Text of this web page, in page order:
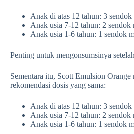
Anak di atas 12 tahun: 3
Anak usia 7-12 tahun: 2 sendok
Anak usia 1-6 tahun: 1 sendok
Penting untuk mengonsumsinya
Sementara itu, Scott Emulsion
rekomendasi dosis yang sama:
Anak di atas 12 tahun: 3
Anak usia 7-12 tahun: 2 sendok
Anak usia 1-6 tahun: 1 sendok